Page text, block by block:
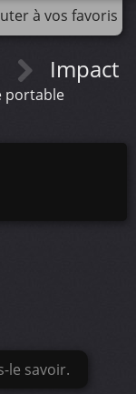
à vos favoris
Impact
portable
le savoir.